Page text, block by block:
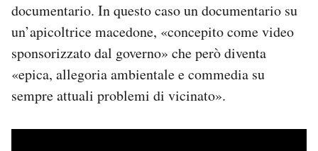
documentario. In questo caso un documentario su
un’apicoltrice macedone, «concepito come video
sponsorizzato dal governo» che però diventa
«epica, allegoria ambientale e commedia su
sempre attuali problemi di vicinato».